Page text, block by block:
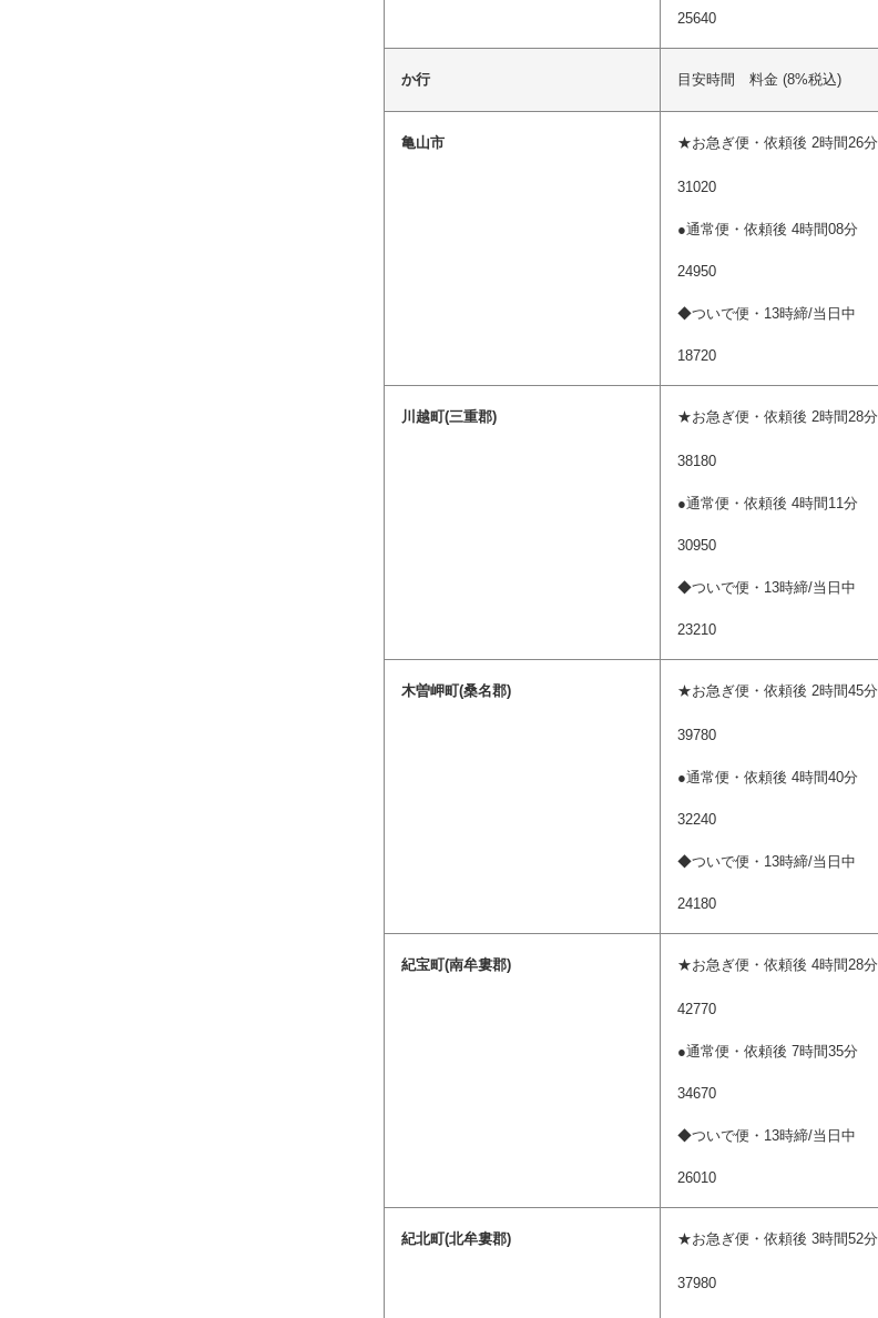
25640
か行 目安時間 料金 (8%税込)
亀山市 ★お急ぎ便・依頼後 2時間26分
31020
●通常便・依頼後 4時間08分
24950
◆ついで便・13時締/当日中
18720
川越町(三重郡) ★お急ぎ便・依頼後 2時間28分
38180
●通常便・依頼後 4時間11分
30950
◆ついで便・13時締/当日中
23210
木曽岬町(桑名郡) ★お急ぎ便・依頼後 2時間45分
39780
●通常便・依頼後 4時間40分
32240
◆ついで便・13時締/当日中
24180
紀宝町(南牟婁郡) ★お急ぎ便・依頼後 4時間28分
42770
●通常便・依頼後 7時間35分
34670
◆ついで便・13時締/当日中
26010
紀北町(北牟婁郡) ★お急ぎ便・依頼後 3時間52分
37980